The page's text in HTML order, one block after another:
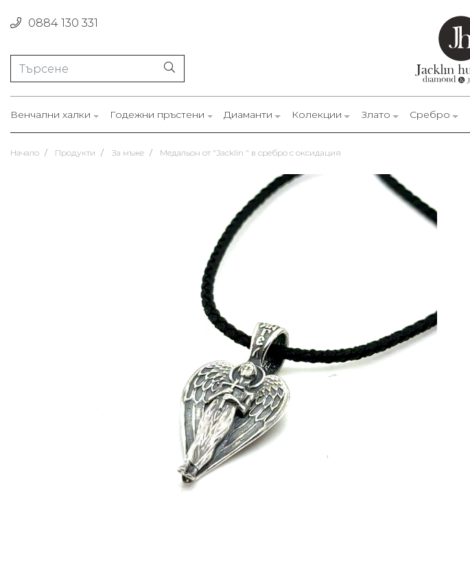
0884 130 331
Венчални халки Годежни пръстени Диаманти Колекции Злато Сребро
Начало Продукти За мъже Медальон от "Jacklin " в сребро с оксидация